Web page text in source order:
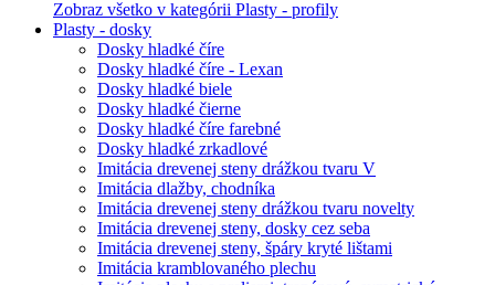
Zobraz všetko v kategórii Plasty - profily
Plasty - dosky
Dosky hladké číre
Dosky hladké číre - Lexan
Dosky hladké biele
Dosky hladké čierne
Dosky hladké číre farebné
Dosky hladké zrkadlové
Imitácia drevenej steny drážkou tvaru V
Imitácia dlažby, chodníka
Imitácia drevenej steny drážkou tvaru novelty
Imitácia drevenej steny, dosky cez seba
Imitácia drevenej steny, špáry kryté lištami
Imitácia kramblovaného plechu